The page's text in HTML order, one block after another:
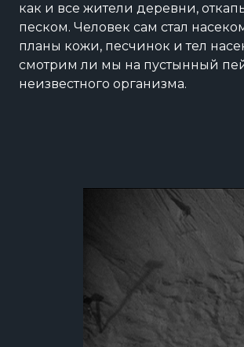
как и все жители деревни,
песком. Человек сам стал
планы кожи, песчинок и тел
смотрим ли мы на пустынный
неизвестного организма.